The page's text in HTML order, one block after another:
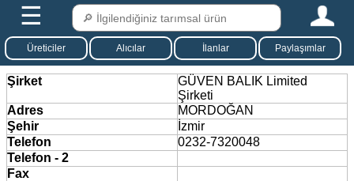
☰
Üreticiler Alıcılar İlanlar Paylaşımlar
Şirket
GÜVEN BALIK Limited
Şirketi
Adres
MORDOĞAN
Şehir
İzmir
Telefon
0232-7320048
Telefon - 2
Fax